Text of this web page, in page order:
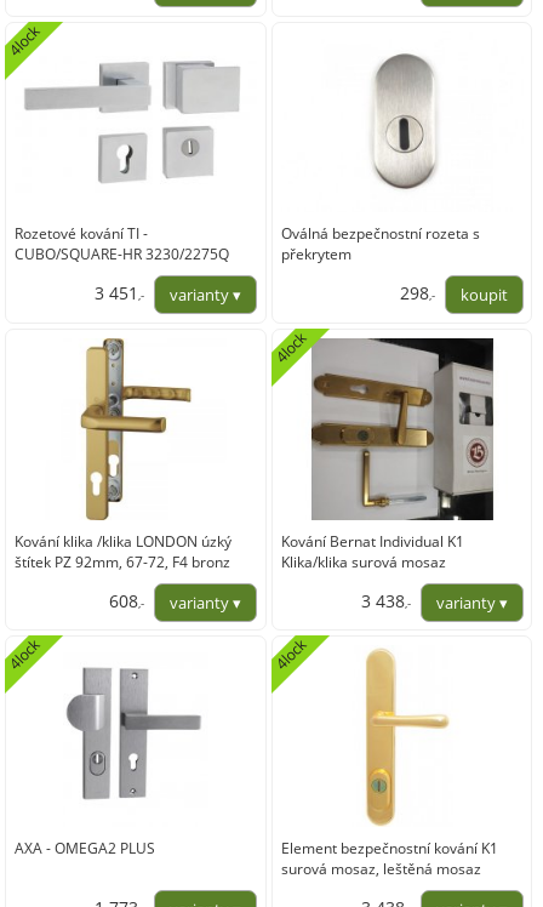
Rozetové kování TI -
CUBO/SQUARE-HR 3230/2275Q
4lock
3 451,-
Oválná bezpečnostní rozeta s
překrytem
298,-
Kování klika /klika LONDON úzký
štítek PZ 92mm, 67-72, F4 bronz
608,-
Kování Bernat Individual K1
Klika/klika surová mosaz
4lock
3 438,-
AXA - OMEGA2 PLUS
4lock
Element bezpečnostní kování K1
surová mosaz, leštěná mosaz
4lock